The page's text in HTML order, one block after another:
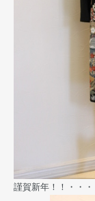
謹賀新年！！・・